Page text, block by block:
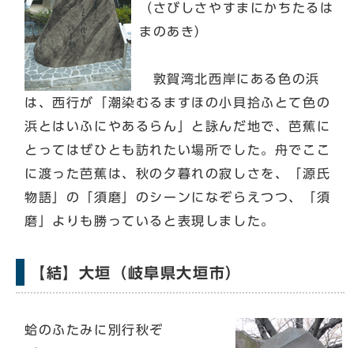
（さびしさやすまにかちたるは
まのあき）
敦賀湾北西岸にある色の浜
は、西行が「潮染むるますほの小貝拾ふとて色の
浜とはいふにやあるらん」と詠んだ地で、芭蕉に
とってはぜひとも訪れたい場所でした。舟でここ
に渡った芭蕉は、秋の夕暮れの寂しさを、「源氏
物語」の「須磨」のシーンになぞらえつつ、「須
磨」よりも勝っていると表現しました。
【結】大垣（岐阜県大垣市）
蛤のふたみに別行秋ぞ